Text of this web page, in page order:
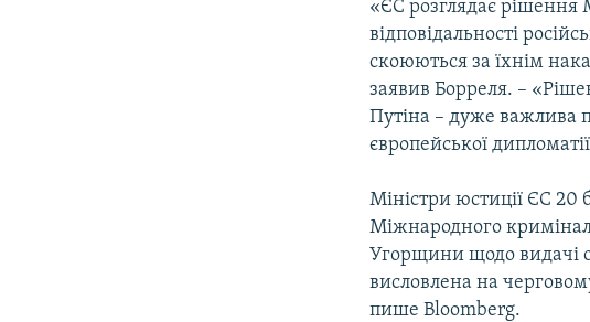
«ЄС розглядає
відповідальності
скоюються за їхнім
заявив Борреля. –
Путіна – дуже важлива
європейської
Міністри юстиції ЄС 20
Міжнародного
Угорщини щодо видачі
висловлена на
пише Bloomberg.